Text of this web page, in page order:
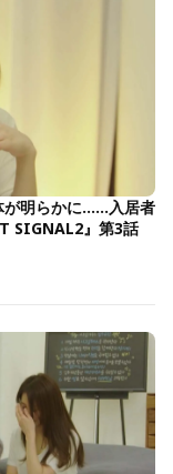
が明らかに……入居者
SIGNAL2』第3話